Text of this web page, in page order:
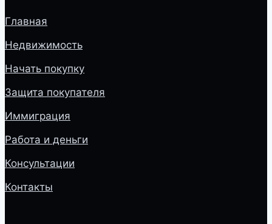
Главная
Недвижимость
Начать покупку
Защита покупателя
Иммиграция
Работа и деньги
Консультации
Контакты